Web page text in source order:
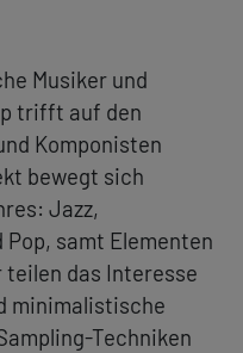
Musiker und
trifft auf den
Komponisten
bewegt sich
Jazz,
samt Elementen
teilen das Interesse
minimalistische
Techniken